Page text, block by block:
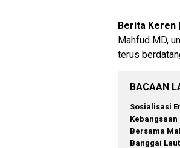
Berita Keren
Mahfud MD,
terus
BACAAN
Sosialisasi
Kebangsaan
Bersama
Banggai